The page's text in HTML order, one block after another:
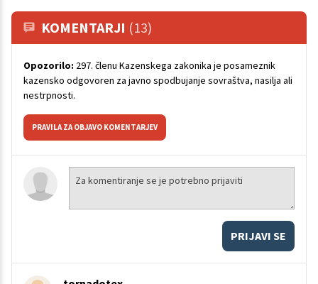
KOMENTARJI (13)
Opozorilo: 297. členu Kazenskega zakonika je posameznik
kazensko odgovoren za javno spodbujanje sovraštva, nasilja ali
nestrpnosti.
PRAVILA ZA OBJAVO KOMENTARJEV
PRIJAVI SE